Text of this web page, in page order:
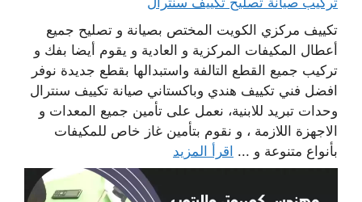
تكييف مركزي الكويت المختص بصيانة و تصليح جميع
أعطال المكيفات المركزية و العادية و يقوم أيضا بفك و
تركيب جميع القطع التالفة واستبدالها بقطع جديدة نوفر
افضل فني تكييف هندي وباكستاني صيانة تكييف سنترال
وحدات تبريد للابنية، نعمل على تأمين جميع المعدات و
الاجهزة اللازمة ، و نقوم بتأمين غاز خاص للمكيفات
بأنواع متنوعة و ... اقرأ المزيد